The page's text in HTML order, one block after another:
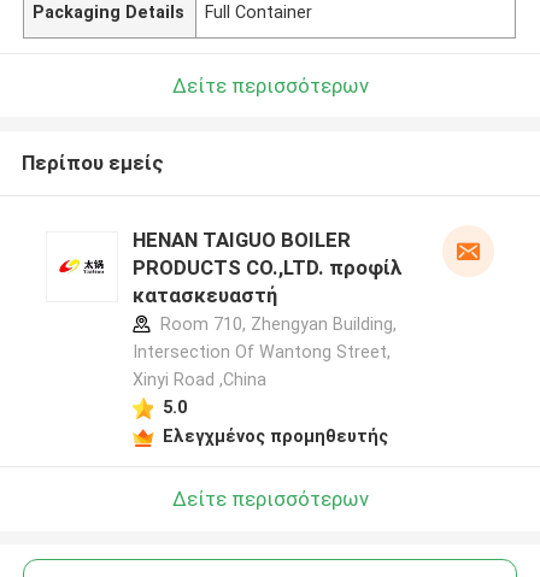
Packaging Details Full Container
Δείτε περισσότερων
Περίπου εμείς
HENAN TAIGUO BOILER
PRODUCTS CO.,LTD. προφίλ
κατασκευαστή
Room 710, Zhengyan Building,
Intersection Of Wantong Street,
Xinyi Road ,China
5.0
Ελεγχμένος προμηθευτής
Δείτε περισσότερων